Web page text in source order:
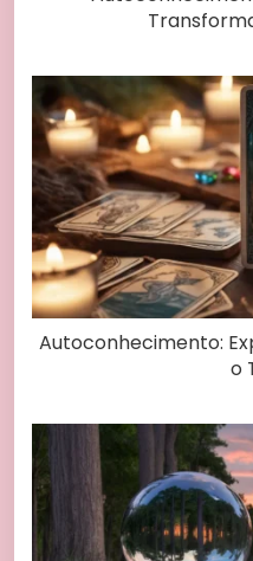
Autoconhecimento:
o